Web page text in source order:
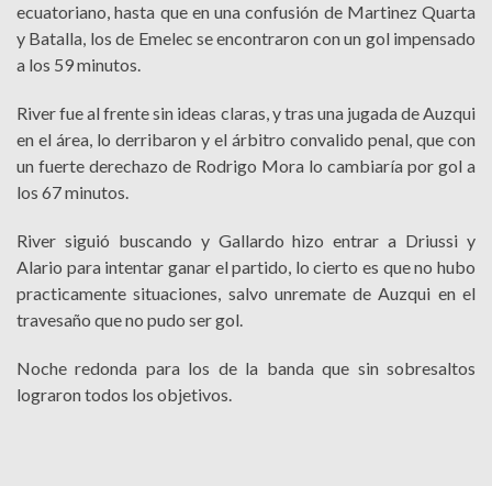
ecuatoriano, hasta que en una confusión de Martinez Quarta
y Batalla, los de Emelec se encontraron con un gol impensado
a los 59 minutos.
River fue al frente sin ideas claras, y tras una jugada de Auzqui
en el área, lo derribaron y el árbitro convalido penal, que con
un fuerte derechazo de Rodrigo Mora lo cambiaría por gol a
los 67 minutos.
River siguió buscando y Gallardo hizo entrar a Driussi y
Alario para intentar ganar el partido, lo cierto es que no hubo
practicamente situaciones, salvo unremate de Auzqui en el
travesaño que no pudo ser gol.
Noche redonda para los de la banda que sin sobresaltos
lograron todos los objetivos.